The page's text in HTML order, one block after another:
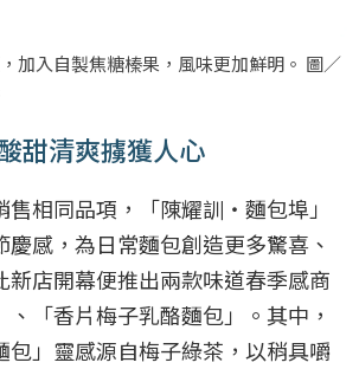
加入自製焦糖榛果，風味更加鮮明。 圖／
甜清爽擄獲人心
相同品項，「陳耀訓・麵包埠」
感，為日常麵包創造更多驚喜、
新店開幕便推出兩款味道春季感商
「香片梅子乳酪麵包」。其中，
包」靈感源自梅子綠茶，以稍具嚼